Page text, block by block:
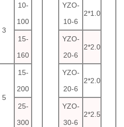
3
10-
100
YZO-
10-6
2*1.0
15-
160
YZO-
20-6
2*2.0
5
15-
200
YZO-
20-6
2*2.0
25-
300
YZO-
30-6
2*2.5